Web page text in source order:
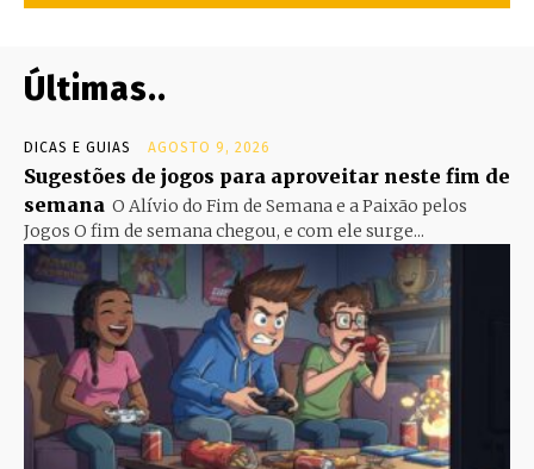
Últimas..
DICAS E GUIAS AGOSTO 9, 2026
Sugestões de jogos para aproveitar neste fim de
semana O Alívio do Fim de Semana e a Paixão pelos
Jogos O fim de semana chegou, e com ele surge...